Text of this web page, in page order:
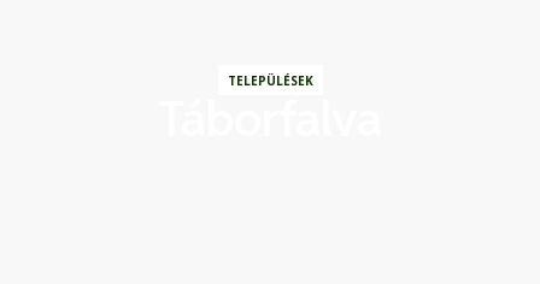
TELEPÜLÉSEK